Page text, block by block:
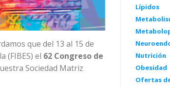
que del 13 al 15 de
(FIBES) el 62 Congreso de
Sociedad Matriz
Lípidos
Nutrición
Obesidad
Ofertas